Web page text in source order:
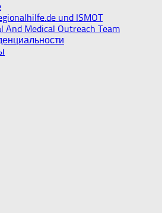
und ISMOT
And Medical Outreach Team